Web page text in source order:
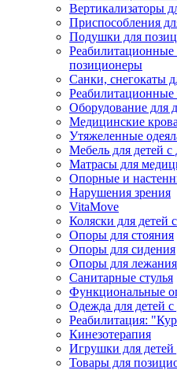
Вертикализаторы
Приспособления
Подушки для
Реабилитационные
позиционеры
Санки, снегокаты
Оборудование для
Медицинские
Утяжеленные
Мебель для детей
Матрасы для
Опорные и
Нарушения зрения
VitaMove
Коляски для детей
Опоры для стояния
Опоры для сидения
Опоры для лежания
Санитарные стулья
Функциональные
Одежда для детей
Реабилитация:
Кинезотерапия
Игрушки для
Товары для